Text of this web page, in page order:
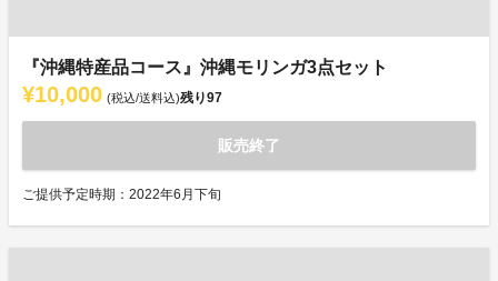
『沖縄特産品コース』沖縄モリンガ3点セット
¥10,000 (税込/送料込)残り97
販売終了
ご提供予定時期：2022年6月下旬